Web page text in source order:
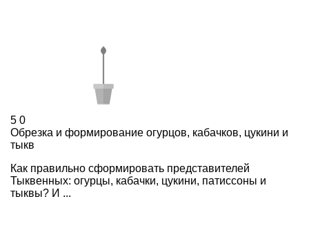
5 0
Обрезка и формирование огурцов, кабачков, цукини и
тыкв
Как правильно сформировать представителей
Тыквенных: огурцы, кабачки, цукини, патиссоны и
тыквы? И ...